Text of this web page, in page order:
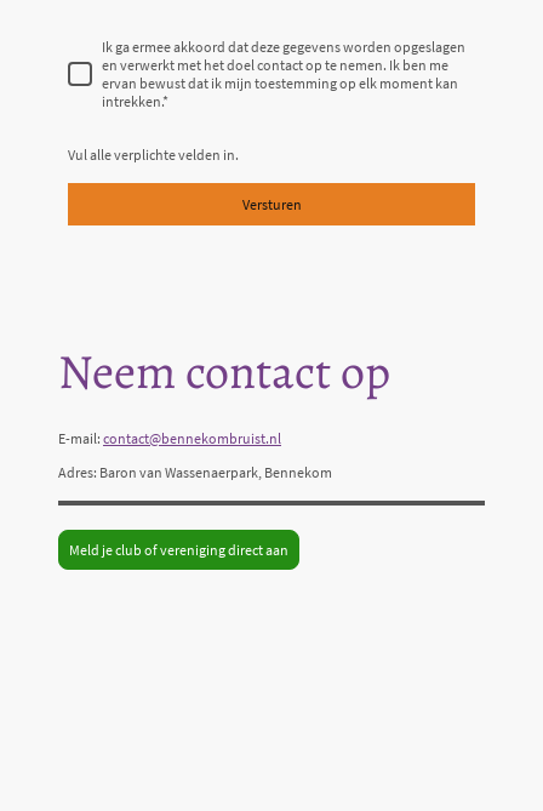
Ik ga ermee akkoord dat deze gegevens worden opgeslagen
en verwerkt met het doel contact op te nemen. Ik ben me
ervan bewust dat ik mijn toestemming op elk moment kan
intrekken.*
Vul alle verplichte velden in.
Versturen
Neem contact op
E-mail: contact@bennekombruist.nl
Adres: Baron van Wassenaerpark, Bennekom
Meld je club of vereniging direct aan